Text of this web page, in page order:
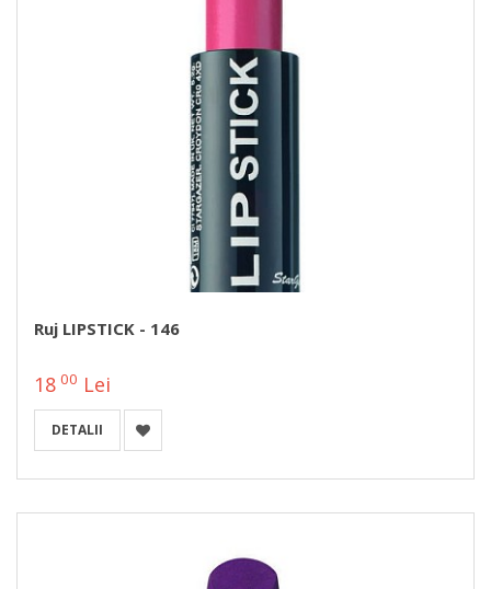
Ruj LIPSTICK - 146
18 00 Lei
DETALII